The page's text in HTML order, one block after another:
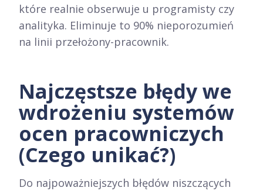
które realnie obserwuje u programisty czy
analityka. Eliminuje to 90% nieporozumień
na linii przełożony-pracownik.
Najczęstsze błędy we
wdrożeniu systemów
ocen pracowniczych
(Czego unikać?)
Do najpoważniejszych błędów niszczących